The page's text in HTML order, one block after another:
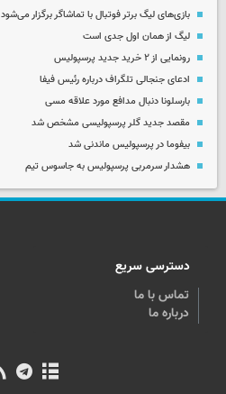
بازی‌های لیگ برتر فوتبال با تماشاگر برگزار می‌شود
لیگ از همان اول جدی است
رونمایی از ۲ خرید جدید پرسپولیس
ادعای جنجالی تلگراف درباره رئیس فیفا
بارسلونا دنبال مدافع مورد علاقه مسی
مقصد جدید گلر پرسپولیسی مشخص شد
بیفوما در پرسپولیس ماندنی شد
هشدار سرمربی پرسپولیس به جاسوس تیم
دسترسی سریع
تماس با ما
درباره ما